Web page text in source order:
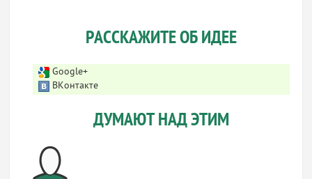
РАССКАЖИТЕ ОБ ИДЕЕ
Google+
ВКонтакте
ДУМАЮТ НАД ЭТИМ